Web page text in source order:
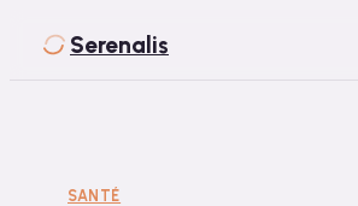
Serenalis
Bien-être
SANTÉ